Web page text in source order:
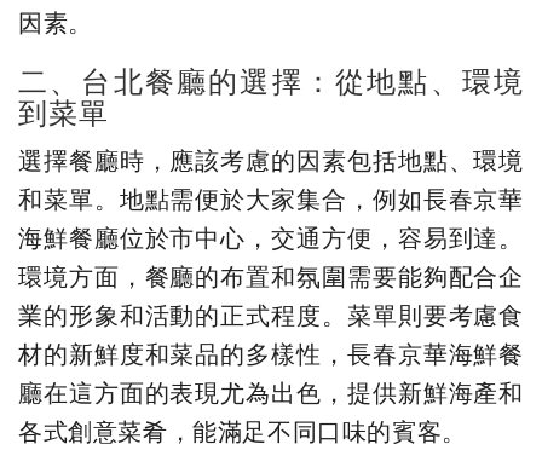
因素。
二、台北餐廳的選擇：從地點、環境
到菜單
選擇餐廳時，應該考慮的因素包括地點、環境
和菜單。地點需便於大家集合，例如長春京華
海鮮餐廳位於市中心，交通方便，容易到達。
環境方面，餐廳的布置和氛圍需要能夠配合企
業的形象和活動的正式程度。菜單則要考慮食
材的新鮮度和菜品的多樣性，長春京華海鮮餐
廳在這方面的表現尤為出色，提供新鮮海產和
各式創意菜肴，能滿足不同口味的賓客。